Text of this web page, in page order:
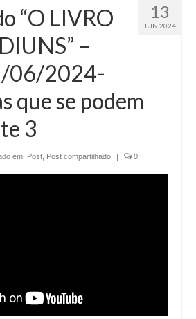
13
JUN 2024
“O LIVRO
–
06/2024-
que se podem
3
em: Post Post compartilhado | 0